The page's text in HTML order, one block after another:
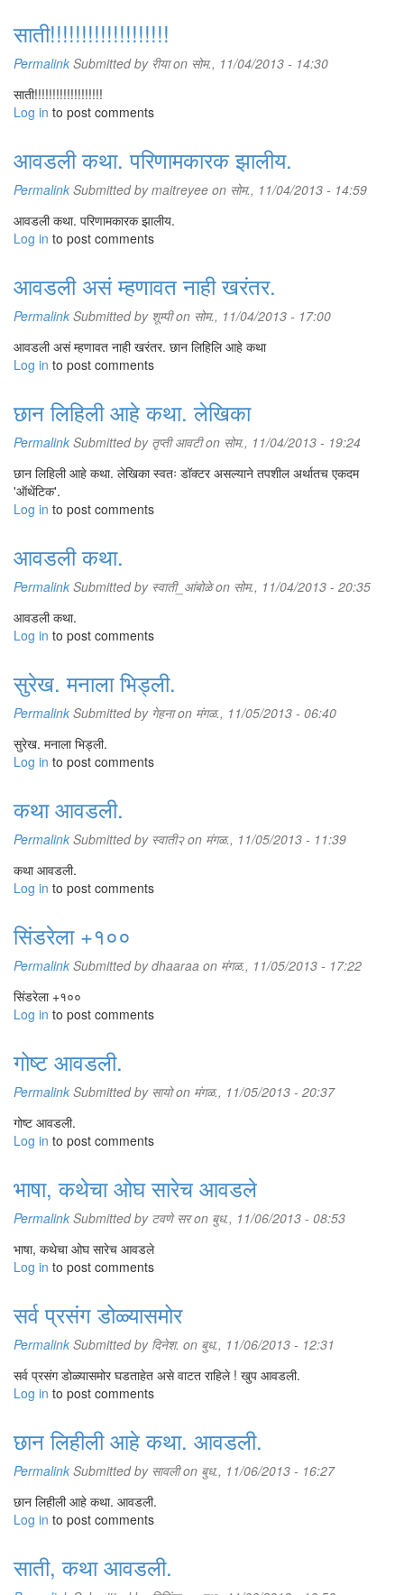
साती!!!!!!!!!!!!!!!!!!!
Permalink Submitted by रीयाon सोम., 11/04/2013 - 14:30
साती!!!!!!!!!!!!!!!!!!!
Log in to post comments
आवडली कथा. परिणामकारक झालीय.
Permalink Submitted bymaitreyee on सोम., 11/04/2013 - 14:59
आवडली कथा. परिणामकारक झालीय.
Log in to post comments
आवडली असं म्हणावत नाही खरंतर.
Permalink Submitted by शूम्पीon सोम., 11/04/2013 - 17:00
आवडली असं म्हणावत नाही खरंतर. छान लिहिलि आहे कथा
Log in to post comments
छान लिहिली आहे कथा. लेखिका
Permalink Submitted by तृप्ती आवटीon सोम., 11/04/2013 - 19:24
छान लिहिली आहे कथा. लेखिका स्वतः डॉक्टर असल्याने तपशील अर्थातच एकदम
'ऑथेंटिक'.
Log in to post comments
आवडली कथा.
Permalink Submitted by स्वाती_आंबोळेon सोम., 11/04/2013 - 20:35
आवडली कथा.
Log in to post comments
सुरेख. मनाला भिड्ली.
Permalink Submitted by गेहनाon मंगळ., 11/05/2013 - 06:40
सुरेख. मनाला भिड्ली.
Log in to post comments
कथा आवडली.
Permalink Submitted by स्वाती२on मंगळ., 11/05/2013 - 11:39
कथा आवडली.
Log in to post comments
सिंडरेला +१००
Permalink Submitted bydhaaraa on मंगळ., 11/05/2013 - 17:22
सिंडरेला +१००
Log in to post comments
गोष्ट आवडली.
Permalink Submitted by सायोon मंगळ., 11/05/2013 - 20:37
गोष्ट आवडली.
Log in to post comments
भाषा, कथेचा ओघ सारेच आवडले
Permalink Submitted by टवणे सरon बुध., 11/06/2013 - 08:53
भाषा, कथेचा ओघ सारेच आवडले
Log in to post comments
सर्व प्रसंग डोळ्यासमोर
Permalink Submitted by दिनेश. on बुध., 11/06/2013 - 12:31
सर्व प्रसंग डोळ्यासमोर घडताहेत असे वाटत राहिले ! खुप आवडली.
Log in to post comments
छान लिहीली आहे कथा. आवडली.
Permalink Submitted by सावलीon बुध., 11/06/2013 - 16:27
छान लिहीली आहे कथा. आवडली.
Log in to post comments
साती, कथा आवडली.